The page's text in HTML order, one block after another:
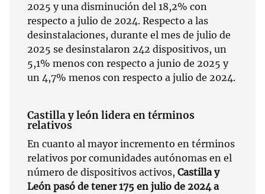
2025 y una disminución del 18,2% con
respecto a julio de 2024. Respecto a las
desinstalaciones, durante el mes de julio de
2025 se desinstalaron 242 dispositivos, un
5,1% menos con respecto a junio de 2025 y
un 4,7% menos con respecto a julio de 2024.
Castilla y león lidera en términos
relativos
En cuanto al mayor incremento en términos
relativos por comunidades autónomas en el
número de dispositivos activos, Castilla y
León pasó de tener 175 en julio de 2024 a